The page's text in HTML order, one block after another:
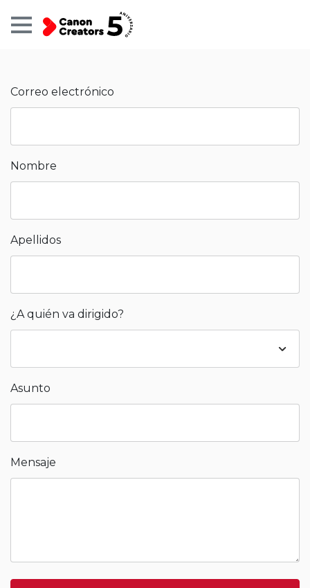
Correo electrónico
Nombre
Apellidos
¿A quién va dirigido?
Asunto
Mensaje